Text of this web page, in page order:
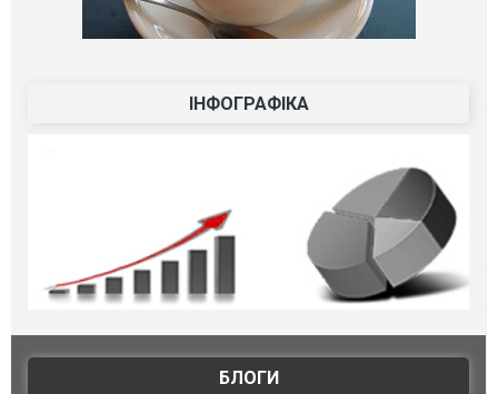
ІНФОГРАФІКА
БЛОГИ